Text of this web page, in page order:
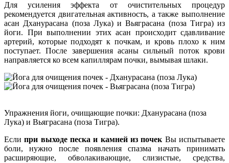
Для усиления эффекта от очистительных процедур
рекомендуется двигательная активность, а также выполнение
асан Дханурасана (поза Лука) и Вьяграсана (поза Тигра) из
йоги. При выполнении этих асан происходит сдавливание
артерий, которые подходят к почкам, и кровь плохо к ним
поступает. После завершения асаны сильный поток крови
направляется ко всем капиллярам почки, вымывая шлаки.
Упражнения йоги, очищающие почки: Дханурасана (поза
Лука) и Вьяграсана (поза Тигра).
Еслипри выходе песка и камней из почек Вы испытываете
боли, нужно после появления спазма начать принимать
расширяющие, обволакивающие, слизистые, средства,